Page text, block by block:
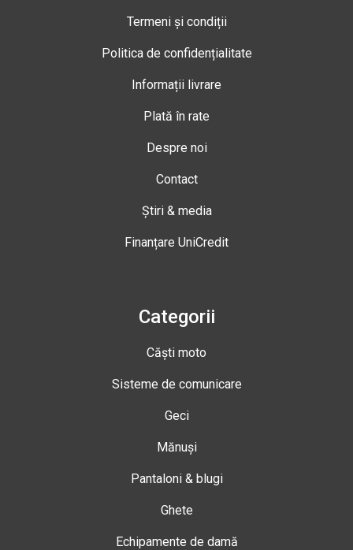
Termeni și condiții
Politica de confidențialitate
Informații livrare
Plată în rate
Despre noi
Contact
Știri & media
Finanțare UniCredit
Categorii
Căști moto
Sisteme de comunicare
Geci
Mănuși
Pantaloni & blugi
Ghete
Echipamente de damă